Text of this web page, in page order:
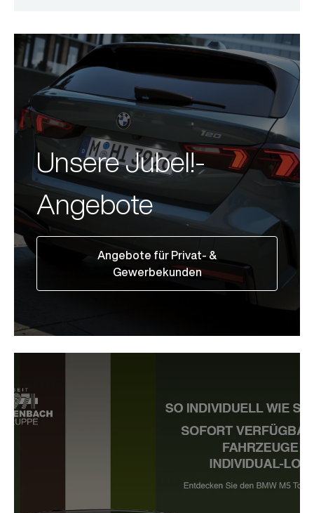
Unsere Jubel!-
Angebote
Angebote für Privat- &
Gewerbekunden